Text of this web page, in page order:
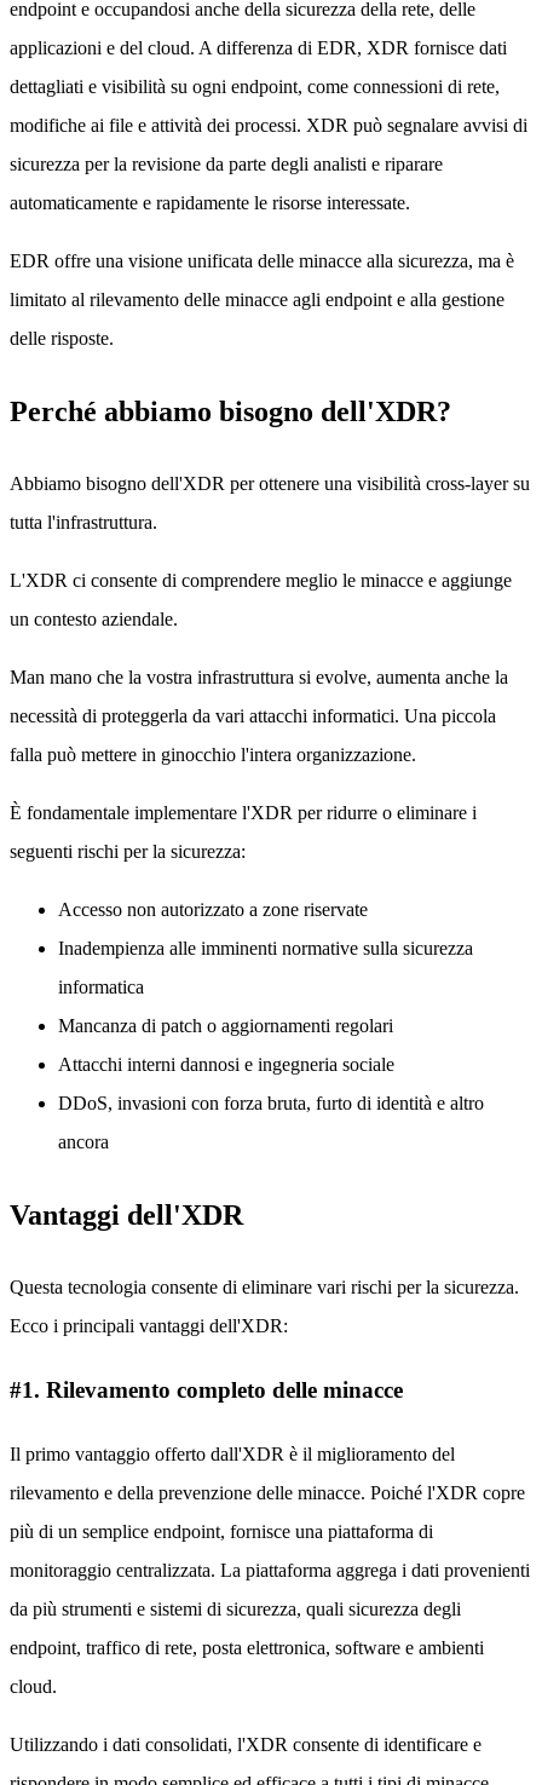
endpoint e occupandosi anche della sicurezza della rete, delle
applicazioni e del cloud. A differenza di EDR, XDR fornisce dati
dettagliati e visibilità su ogni endpoint, come connessioni di rete,
modifiche ai file e attività dei processi. XDR può segnalare avvisi di
sicurezza per la revisione da parte degli analisti e riparare
automaticamente e rapidamente le risorse interessate.
EDR offre una visione unificata delle minacce alla sicurezza, ma è
limitato al rilevamento delle minacce agli endpoint e alla gestione
delle risposte.
Perché abbiamo bisogno dell'XDR?
Abbiamo bisogno dell'XDR per ottenere una visibilità cross-layer su
tutta l'infrastruttura.
L'XDR ci consente di comprendere meglio le minacce e aggiunge
un contesto aziendale.
Man mano che la vostra infrastruttura si evolve, aumenta anche la
necessità di proteggerla da vari attacchi informatici. Una piccola
falla può mettere in ginocchio l'intera organizzazione.
È fondamentale implementare l'XDR per ridurre o eliminare i
seguenti rischi per la sicurezza:
Accesso non autorizzato a zone riservate
Inadempienza alle imminenti normative sulla sicurezza
informatica
Mancanza di patch o aggiornamenti regolari
Attacchi interni dannosi e ingegneria sociale
DDoS, invasioni con forza bruta, furto di identità e altro
ancora
Vantaggi dell'XDR
Questa tecnologia consente di eliminare vari rischi per la sicurezza.
Ecco i principali vantaggi dell'XDR:
#1. Rilevamento completo delle minacce
Il primo vantaggio offerto dall'XDR è il miglioramento del
rilevamento e della prevenzione delle minacce. Poiché l'XDR copre
più di un semplice endpoint, fornisce una piattaforma di
monitoraggio centralizzata. La piattaforma aggrega i dati provenienti
da più strumenti e sistemi di sicurezza, quali sicurezza degli
endpoint, traffico di rete, posta elettronica, software e ambienti
cloud.
Utilizzando i dati consolidati, l'XDR consente di identificare e